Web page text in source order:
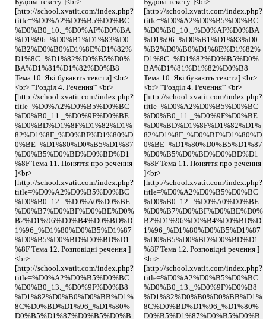
[http://school.xvatit.com/index.php?
title=%D0%A2%D0%B5%D0%BC
%D0%B0_10._%D0%AF%D0%BA
%D1%96_%D0%B1%D1%83%D0
%B2%D0%B0%D1%8E%D1%82%
D1%8C_%D1%82%D0%B5%D0%
BA%D1%81%D1%82%D0%B8
Тема 10. Які бувають тексти] <br>
<br> '''Розділ 4. Речення''' <br>
[http://school.xvatit.com/index.php?
title=%D0%A2%D0%B5%D0%BC
%D0%B0_11._%D0%9F%D0%BE
%D0%BD%D1%8F%D1%82%D1%
82%D1%8F_%D0%BF%D1%80%D
0%BE_%D1%80%D0%B5%D1%87
%D0%B5%D0%BD%D0%BD%D1
%8F Тема 11. Поняття про речення
]<br>
[http://school.xvatit.com/index.php?
title=%D0%A2%D0%B5%D0%BC
%D0%B0_12._%D0%A0%D0%BE
%D0%B7%D0%BF%D0%BE%D0%
B2%D1%96%D0%B4%D0%BD%D
1%96_%D1%80%D0%B5%D1%87
%D0%B5%D0%BD%D0%BD%D1
%8F Тема 12. Розповідні речення ]
<br>
[http://school.xvatit.com/index.php?
title=%D0%A2%D0%B5%D0%BC
%D0%B0_13._%D0%9F%D0%B8
%D1%82%D0%B0%D0%BB%D1%
8C%D0%BD%D1%96_%D1%80%
D0%B5%D1%87%D0%B5%D0%B
[http://school.xvatit.com/index.php?
title=%D0%A2%D0%B5%D0%BC
%D0%B0_10._%D0%AF%D0%BA
%D1%96_%D0%B1%D1%83%D0
%B2%D0%B0%D1%8E%D1%82%
D1%8C_%D1%82%D0%B5%D0%
BA%D1%81%D1%82%D0%B8
Тема 10. Які бувають тексти] <br>
<br> '''Розділ 4. Речення''' <br>
[http://school.xvatit.com/index.php?
title=%D0%A2%D0%B5%D0%BC
%D0%B0_11._%D0%9F%D0%BE
%D0%BD%D1%8F%D1%82%D1%
82%D1%8F_%D0%BF%D1%80%D
0%BE_%D1%80%D0%B5%D1%87
%D0%B5%D0%BD%D0%BD%D1
%8F Тема 11. Поняття про речення
]<br>
[http://school.xvatit.com/index.php?
title=%D0%A2%D0%B5%D0%BC
%D0%B0_12._%D0%A0%D0%BE
%D0%B7%D0%BF%D0%BE%D0%
B2%D1%96%D0%B4%D0%BD%D
1%96_%D1%80%D0%B5%D1%87
%D0%B5%D0%BD%D0%BD%D1
%8F Тема 12. Розповідні речення ]
<br>
[http://school.xvatit.com/index.php?
title=%D0%A2%D0%B5%D0%BC
%D0%B0_13._%D0%9F%D0%B8
%D1%82%D0%B0%D0%BB%D1%
8C%D0%BD%D1%96_%D1%80%
D0%B5%D1%87%D0%B5%D0%B